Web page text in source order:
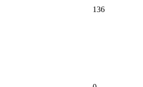
136